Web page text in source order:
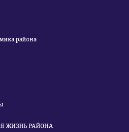
района
ЖИЗНЬ РАЙОНА